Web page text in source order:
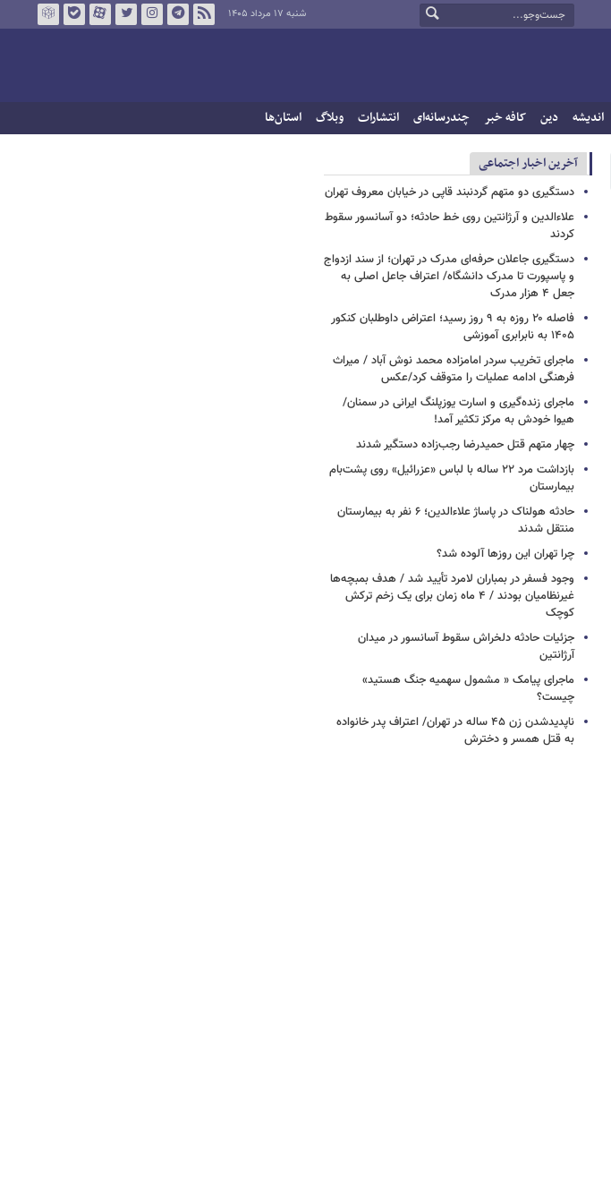
شنبه ۱۷ مرداد ۱۴۰۵
اندیشه دین کافه خبر چندرسانه‌ای انتشارات وبلاگ استان‌ها
آخرین اخبار اجتماعی
دستگیری دو متهم گردنبند قاپی در خیابان معروف تهران
علاءالدین و آرژانتین روی خط حادثه؛ دو آسانسور سقوط
کردند
دستگیری جاعلان حرفه‌ای مدرک در تهران؛ از سند ازدواج
و پاسپورت تا مدرک دانشگاه/ اعتراف جاعل اصلی به
جعل ۴ هزار مدرک
فاصله ۲۰ روزه به ۹ روز رسید؛ اعتراض داوطلبان کنکور
۱۴۰۵ به نابرابری آموزشی
ماجرای تخریب سردر امامزاده محمد نوش ‌آباد / میراث
فرهنگی ادامه عملیات را متوقف کرد/عکس
ماجرای زنده‌گیری و اسارت یوزپلنگ ایرانی در سمنان/
هیوا خودش به مرکز تکثیر آمد!
چهار متهم قتل حمیدرضا رجب‌زاده دستگیر شدند
بازداشت مرد ۲۲ ساله با لباس «عزرائیل» روی پشت‌بام
بیمارستان
حادثه هولناک در پاساژ علاءالدین؛ ۶ نفر به بیمارستان
منتقل شدند
چرا تهران این روزها آلوده شد؟
وجود فسفر در بمباران لامرد تأیید شد / هدف بمبچه‌ها
غیرنظامیان بودند / ۴ ماه زمان برای یک زخم ترکش
کوچک
جزئیات حادثه دلخراش سقوط آسانسور در میدان
آرژانتین
ماجرای پیامک « مشمول سهمیه جنگ هستید»
چیست؟
ناپدیدشدن زن ۴۵ ساله در تهران/ اعتراف پدر خانواده
به قتل همسر و دخترش